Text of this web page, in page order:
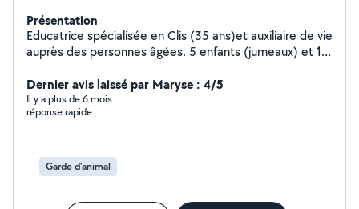
Présentation
Educatrice spécialisée en Clis (35 ans)et auxiliaire de vie
auprès des personnes âgées. 5 enfants (jumeaux) et 10
Dernier avis laissé par Maryse : 4/5
Il y a plus de 6 mois
réponse rapide
Garde d’animal